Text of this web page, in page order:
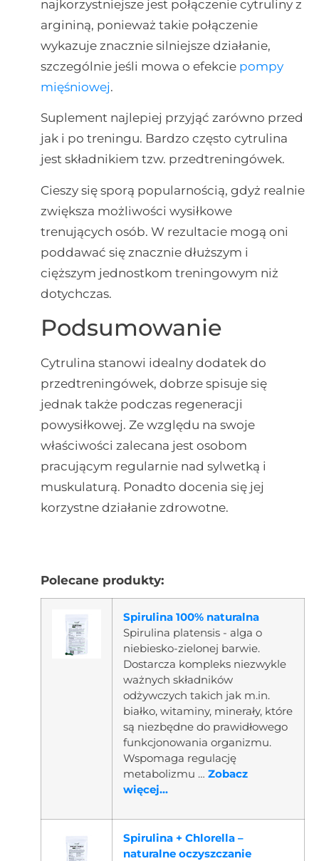
najkorzystniejsze jest połączenie cytruliny z
argininą, ponieważ takie połączenie
wykazuje znacznie silniejsze działanie,
szczególnie jeśli mowa o efekcie pompy
mięśniowej.
Suplement najlepiej przyjąć zarówno przed
jak i po treningu. Bardzo często cytrulina
jest składnikiem tzw. przedtreningówek.
Cieszy się sporą popularnością, gdyż realnie
zwiększa możliwości wysiłkowe
trenujących osób. W rezultacie mogą oni
poddawać się znacznie dłuższym i
cięższym jednostkom treningowym niż
dotychczas.
Podsumowanie
Cytrulina stanowi idealny dodatek do
przedtreningówek, dobrze spisuje się
jednak także podczas regeneracji
powysiłkowej. Ze względu na swoje
właściwości zalecana jest osobom
pracującym regularnie nad sylwetką i
muskulaturą. Ponadto docenia się jej
korzystne działanie zdrowotne.
Polecane produkty:
Spirulina 100% naturalna
Spirulina platensis - alga o
niebiesko-zielonej barwie.
Dostarcza kompleks niezwykle
ważnych składników
odżywczych takich jak m.in.
białko, witaminy, minerały, które
są niezbędne do prawidłowego
funkcjonowania organizmu.
Wspomaga regulację
metabolizmu … Zobacz
więcej...
Spirulina + Chlorella –
naturalne oczyszczanie